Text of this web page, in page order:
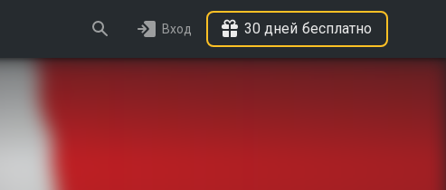
Вход 30 дней бесплатно